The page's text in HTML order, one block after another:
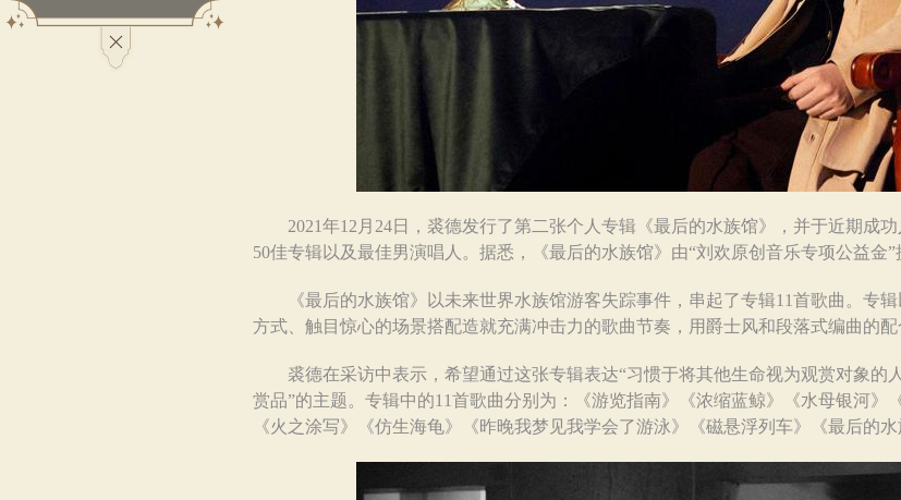
2021年12月24日，裘德发行了第二张个人专辑《最后的水族馆》，并于近期成功
50佳专辑以及最佳男演唱人。据悉，《最后的水族馆》由“刘欢原创音乐专项公益金”
《最后的水族馆》以未来世界水族馆游客失踪事件，串起了专辑11首歌曲。专辑
方式、触目惊心的场景搭配造就充满冲击力的歌曲节奏，用爵士风和段落式编曲的配
裘德在采访中表示，希望通过这张专辑表达“习惯于将其他生命视为观赏对象的
赏品”的主题。专辑中的11首歌曲分别为：《游览指南》《浓缩蓝鲸》《水母银河》
《火之涂写》《仿生海龟》《昨晚我梦见我学会了游泳》《磁悬浮列车》《最后的水